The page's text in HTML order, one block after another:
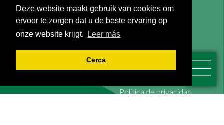
Deze website maakt gebruik van cookies om
ervoor te zorgen dat u de beste ervaring op
onze website krijgt.
Leer más
Cerca
Korte Kruisweg 157
2676 BS Maasdijk
T: +31 (0)174-526 100
noticias
Condiciones generales
Política de privacidad